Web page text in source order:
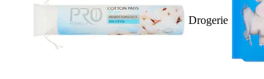
Drogerie